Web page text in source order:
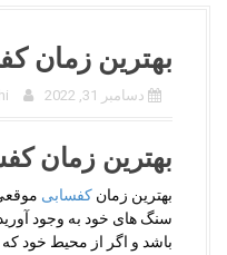
بهترین زمان
دسامبر 31, 2022
بهترین زمان
بهترین زمان کفسابی
سنگ های خود به وجود
باشد و اگر از محیط خود